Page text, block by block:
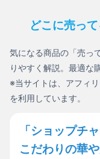
どこに売っ
気になる商品の「売っ
りやすく解説。最適な
※当サイトは、アフィ
を利用しています。
「ショップチ
こだわりの華